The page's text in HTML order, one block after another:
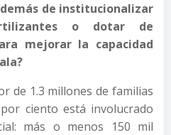
de institucionalizar
o dotar de
mejorar la capacidad
de 1.3 millones de familias
ciento está involucrado
más o menos 150 mil